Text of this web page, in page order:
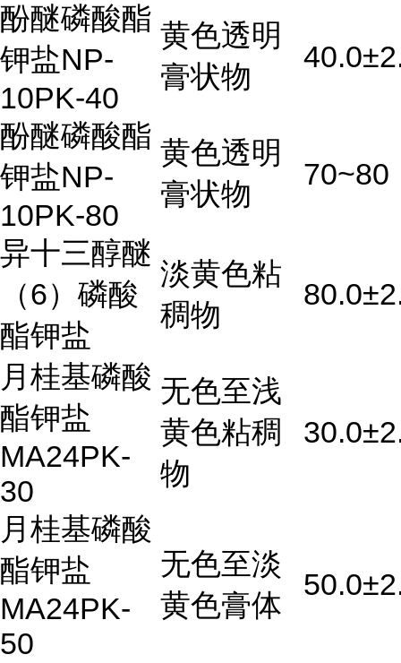
酚醚磷酸酯
钾盐NP-
10PK-40
黄色透明
膏状物
酚醚磷酸酯
钾盐NP-
10PK-80
黄色透明
膏状物
70~80
异十三醇醚
（6）磷酸
酯钾盐
淡黄色粘
稠物
月桂基磷酸
酯钾盐
MA24PK-
30
无色至浅
黄色粘稠
物
月桂基磷酸
酯钾盐
MA24PK-
50
无色至淡
黄色膏体